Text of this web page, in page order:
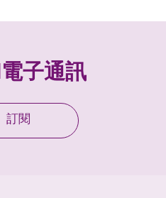
電子通訊
訂閱